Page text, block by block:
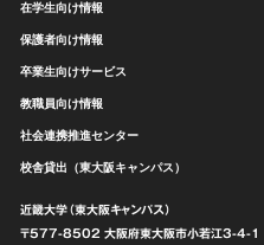
在学生向け情報
保護者向け情報
卒業生向けサービス
教職員向け情報
社会連携推進センター
校舎貸出（東大阪キャンパス）
近畿大学（東大阪キャンパス）
〒577-8502 大阪府東大阪市小若江3-4-1